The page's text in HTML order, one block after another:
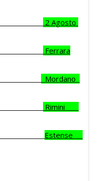
2 Agosto
Ferrara
Mordano
Rimini
Estense